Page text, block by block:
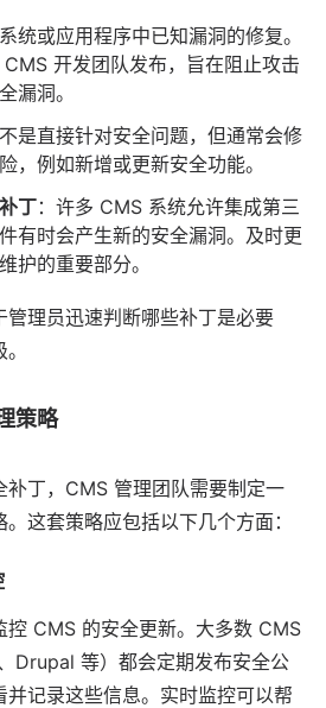
统或应用程序中已知漏洞的修复。
开发团队发布，旨在阻止攻击
漏洞。
是直接针对安全问题，但通常会修
，例如新增或更新安全功能。
丁：许多 CMS 系统允许集成第三
有时会产生新的安全漏洞。及时更
护的重要部分。
管理员迅速判断哪些补丁是必要
策略
补丁，CMS 管理团队需要制定一
这套策略应包括以下几个方面：
控 CMS 的安全更新。大多数 CMS
Drupal 等）都会定期发布安全公
并记录这些信息。实时监控可以帮